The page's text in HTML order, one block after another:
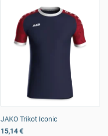
JAKO Trikot Iconic
15,14 €